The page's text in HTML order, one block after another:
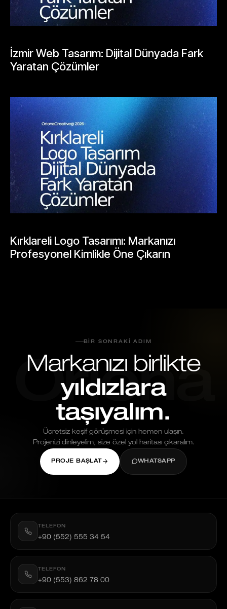
İzmir Web Tasarım: Dijital Dünyada Fark
Yaratan Çözümler
Kırklareli Logo Tasarımı: Markanızı
Profesyonel Kimlikle Öne Çıkarın
Oriona
BIR SONRAKI ADIM
Markanızı birlikte
yıldızlara
taşıyalım.
Ücretsiz keşif görüşmesi için hemen ulaşın.
Projenizi dinleyelim, size özel yol haritası çıkaralım.
PROJE BAŞLAT WHATSAPP
TELEFON
+90 (552) 555 34 54
TELEFON
+90 (553) 862 78 00